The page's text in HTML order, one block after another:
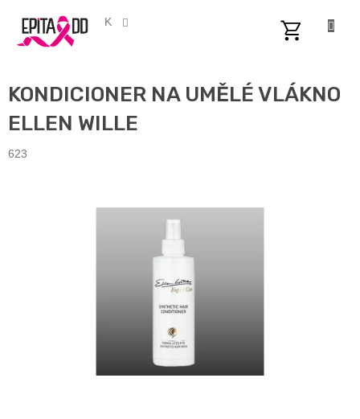
obsah
CZK
KONDICIONER NA UMĚLÉ VLÁKNO
ELLEN WILLE
623